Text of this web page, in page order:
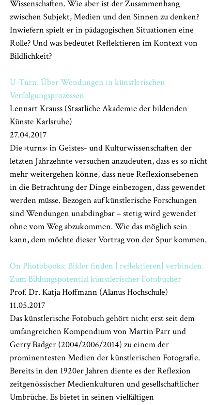
Wissenschaften. Wie aber ist der Zusammenhang
zwischen Subjekt, Medien und den Sinnen zu denken?
Inwiefern spielt er in pädagogischen Situationen eine
Rolle? Und was bedeutet Reflektieren im Kontext von
Bildlichkeit?
U-Turn. Über Wendungen in künstlerischen
Verfolgungsprozessen
Lennart Krauss (Staatliche Akademie der bildenden
Künste Karlsruhe)
27.04.2017
Die ›turns‹ in Geistes- und Kulturwissenschaften der
letzten Jahrzehnte versuchen anzudeuten, dass es so nicht
mehr weitergehen könne, dass neue Reflexionsebenen
in die Betrachtung der Dinge einbezogen, dass gewendet
werden müsse. Bezogen auf künstlerische Forschungen
sind Wendungen unabdingbar – stetig wird gewendet
ohne vom Weg abzukommen. Wie das möglich sein
kann, dem möchte dieser Vortrag von der Spur kommen.
On Photobooks: Bilder finden | reflektieren| verbinden.
Zum Bildungspotential künstlerischer Fotobücher
Prof. Dr. Katja Hoffmann (Alanus Hochschule)
11.05.2017
Das künstlerische Fotobuch gehört nicht erst seit dem
umfangreichen Kompendium von Martin Parr und
Gerry Badger (2004/2006/2014) zu einem der
prominentesten Medien der künstlerischen Fotografie.
Bereits in den 1920er Jahren diente es der Reflexion
zeitgenössischer Medienkulturen und gesellschaftlicher
Umbrüche. Es bietet in seinen vielfältigen